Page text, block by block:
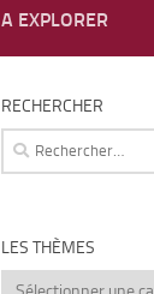
A EXPLORER
RECHERCHER
Rechercher :
LES THÈMES
Les